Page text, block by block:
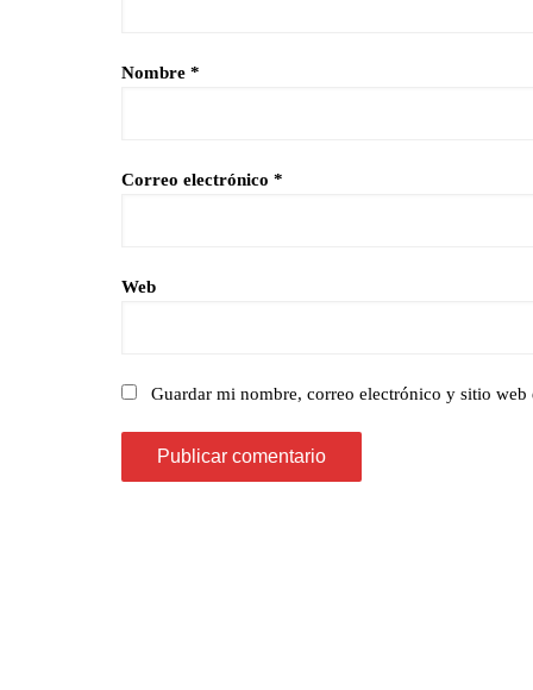
Nombre *
Correo electrónico *
Web
Guardar mi nombre, correo electrónico y sitio